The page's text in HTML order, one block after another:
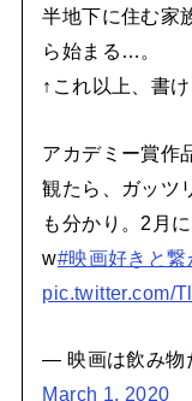
半地下に住む家
ら始まる…。
↑これ以上、書
アカデミー賞作
観たら、ガッツ
も分かり。2月
w#映画好きと繋
pic.twitter.com/
— 映画は飲み物
March 1, 2020